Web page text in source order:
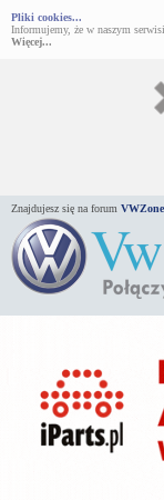
Pliki cookies...
Informujemy, że w naszym
Więcej...
Znajdujesz się na forum VWZone